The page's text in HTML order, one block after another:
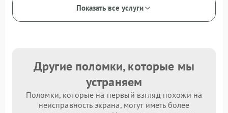
Показать все услуги
Другие поломки, которые мы
устраняем
Поломки, которые на первый взгляд похожи на
неисправность экрана, могут иметь более